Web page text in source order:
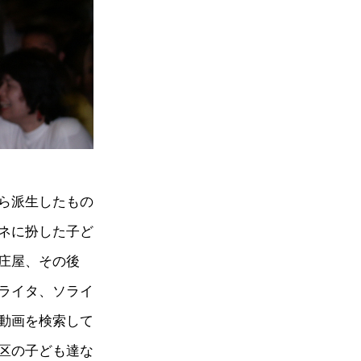
派生したもの
に扮した子ど
屋、その後
イタ、ソライ
画を検索して
の子ども達な